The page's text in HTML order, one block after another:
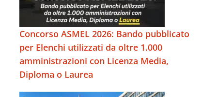
Concorso ASMEL 2026: Bando pubblicato
per Elenchi utilizzati da oltre 1.000
amministrazioni con Licenza Media,
Diploma o Laurea